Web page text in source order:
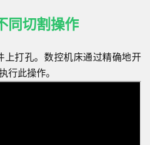
同切割操作
上打孔。数控机床通过精确地开
行此操作。